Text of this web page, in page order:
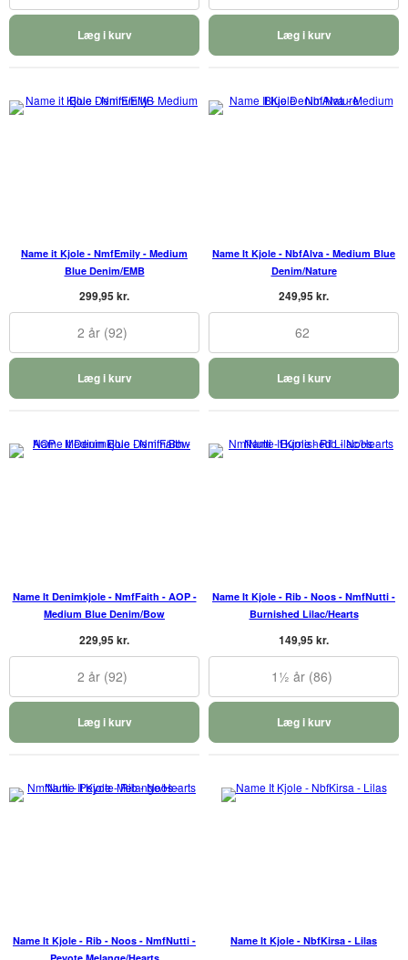
Læg i kurv Læg i kurv
Name it Kjole - NmfEmily - Medium
Blue Denim/EMB
299,95 kr.
2 år (92)
Læg i kurv
Name It Kjole - NbfAlva - Medium Blue
Denim/Nature
249,95 kr.
62
Læg i kurv
Name It Denimkjole - NmfFaith - AOP -
Medium Blue Denim/Bow
229,95 kr.
2 år (92)
Læg i kurv
Name It Kjole - Rib - Noos - NmfNutti -
Burnished Lilac/Hearts
149,95 kr.
1½ år (86)
Læg i kurv
Name It Kjole - Rib - Noos - NmfNutti -
Name It Kjole - NbfKirsa - Lilas